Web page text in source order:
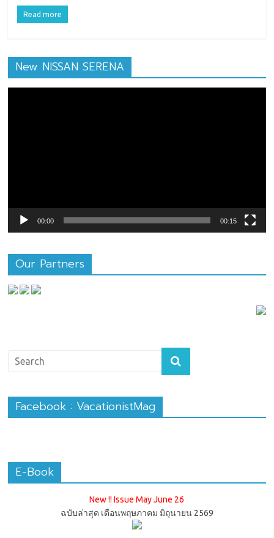
Read more
New NISSAN SERENA
00:00 00:15
Our Partners
Facebook : VacationistMag
E-Book
New !! Issue May June 26
ฉบับล่าสุด เดือนพฤษภาคม มิถุนายน 2569